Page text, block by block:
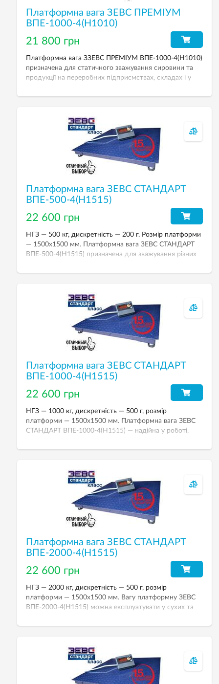
Платформна вага ЗЕВС ПРЕМІУМ
ВПЕ-1000-4(H1010)
21 800 грн
Платформна вага ЗЗЕВС ПРЕМІУМ ВПЕ-1000-4(H1010)
призначена для статичного зважування сировини та
продукції на переробних підприємствах, складах і у
платформи — 1000х1000 мм.
Платформна вага ЗЕВС СТАНДАРТ
ВПЕ-500-4(Н1515)
22 600 грн
НГЗ — 500 кг, дискретність — 200 г. Розмір платформи
— 1500х1500 мм. Платформна вага ЗЕВС СТАНДАРТ
ВПЕ-500-4(Н1515) призначена для зважування різних
тензодатчики Zemic (сталь із нікелевим покриттям),
A12E з можливістю живлення від акумулятора.
Платформна вага ЗЕВС СТАНДАРТ
ВПЕ-1000-4(Н1515)
22 600 грн
НГЗ — 1000 кг, дискретність — 500 г, розмір
платформи — 1500х1500 мм. Платформна вага ЗЕВС
СТАНДАРТ ВПЕ-1000-4(Н1515) — надійна у роботі,
Платформна вага ЗЕВС СТАНДАРТ
ВПЕ-2000-4(Н1515)
22 600 грн
НГЗ — 2000 кг, дискретність — 500 г, розмір
платформи — 1500х1500 мм. Вагу платформну ЗЕВС
ВПЕ-2000-4(Н1515) можна експлуатувати у сухих та
тензодатчики Zemic, ваговий індикатор A12E (пластик).